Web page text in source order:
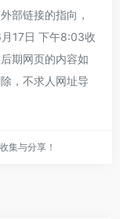
部链接的指向，
17日 下午8:03收
期网页的内容如
，不求人网址导
集与分享！